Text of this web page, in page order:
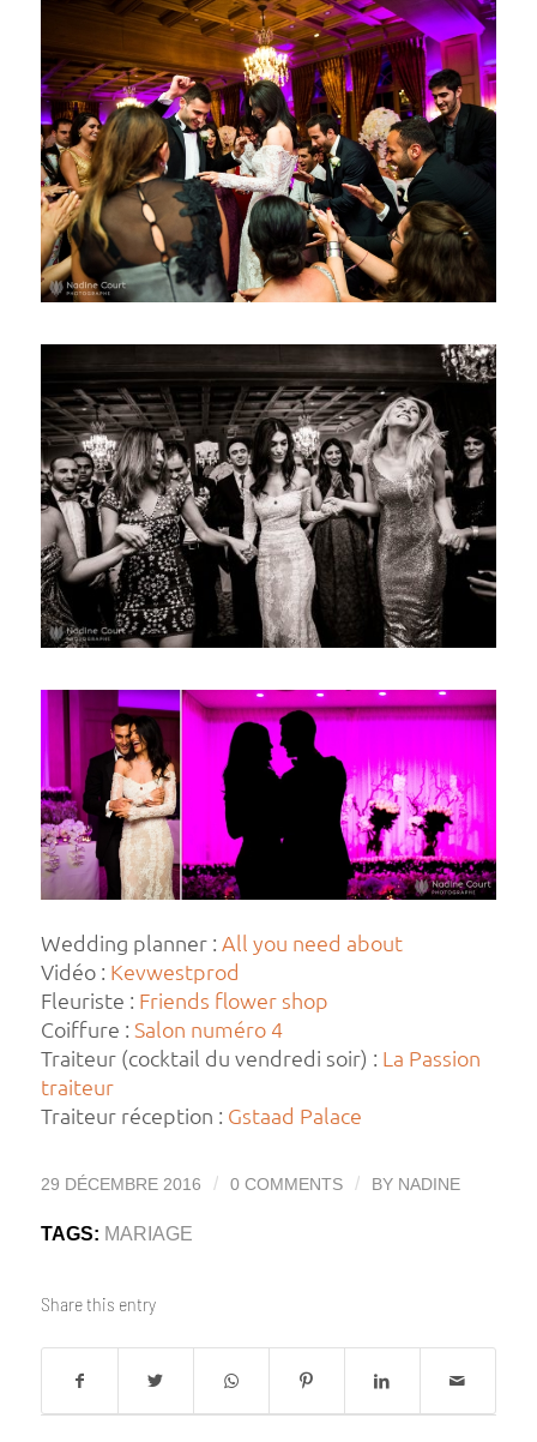
Wedding planner : All you need about
Vidéo : Kevwestprod
Fleuriste : Friends flower shop
Coiffure : Salon numéro 4
Traiteur (cocktail du vendredi soir) : La Passion
traiteur
Traiteur réception : Gstaad Palace
29 DÉCEMBRE 2016 / 0 COMMENTS / BY NADINE
TAGS: MARIAGE
Share this entry